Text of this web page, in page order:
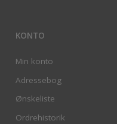
KONTO
Min konto
Adressebog
Ønskeliste
Ordrehistorik